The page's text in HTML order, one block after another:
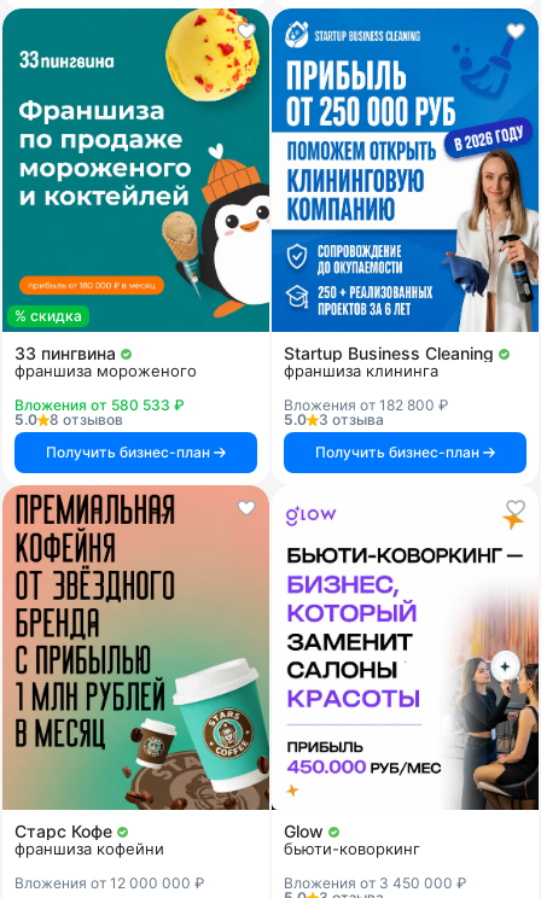
% скидка
33 пингвина
франшиза мороженого
Вложения от 580 533 ₽
5.0
8 отзывов
Получить бизнес-план
Startup Business Cleaning
франшиза клининга
Вложения от 182 800 ₽
5.0
3 отзыва
Получить бизнес-план
Старс Кофе
франшиза кофейни
Вложения от 12 000 000 ₽
Glow
бьюти-коворкинг
Вложения от 3 450 000 ₽